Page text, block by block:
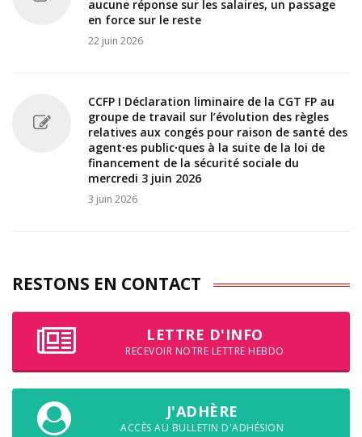
aucune réponse sur les salaires, un passage
en force sur le reste
22 juin 2026
CCFP I Déclaration liminaire de la CGT FP au
groupe de travail sur l’évolution des règles
relatives aux congés pour raison de santé des
agent∙es public∙ques à la suite de la loi de
financement de la sécurité sociale du
mercredi 3 juin 2026
3 juin 2026
RESTONS EN CONTACT
LETTRE D'INFO
RECEVOIR NOTRE LETTRE HEBDO
J'ADHÈRE
ACCÈS AU BULLETIN D'ADHÉSION